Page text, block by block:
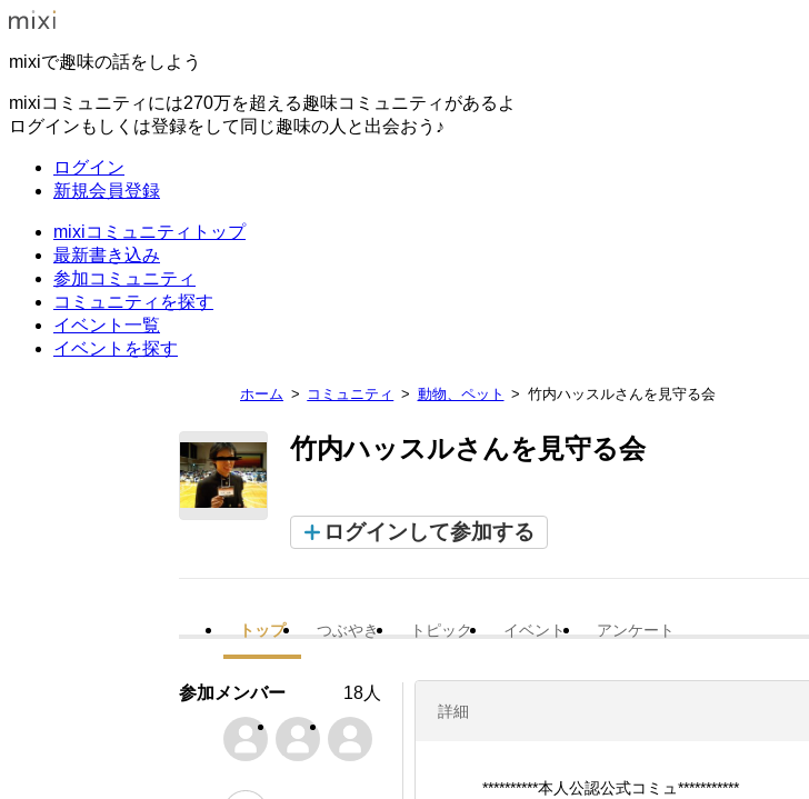
mixiで趣味の話をしよう
mixiコミュニティには270万を超える趣味コミュニティがあるよ
ログインもしくは登録をして同じ趣味の人と出会おう♪
ログイン
新規会員登録
mixiコミュニティトップ
最新書き込み
参加コミュニティ
コミュニティを探す
イベント一覧
イベントを探す
ホーム コミュニティ 動物、ペット 竹内ハッスルさんを見守る会
竹内ハッスルさんを見守る会
ログインして参加する
トップ つぶやき トピック イベント アンケート
詳細
**********本人公認公式コミュ***********
参加メンバー 18人